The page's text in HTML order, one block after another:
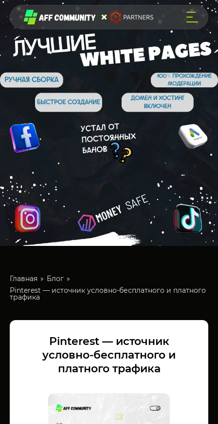
Главная
Блог
Pinterest — источник условно-бесплатного и платного
трафика
Pinterest — источник
условно-бесплатного и
платного трафика